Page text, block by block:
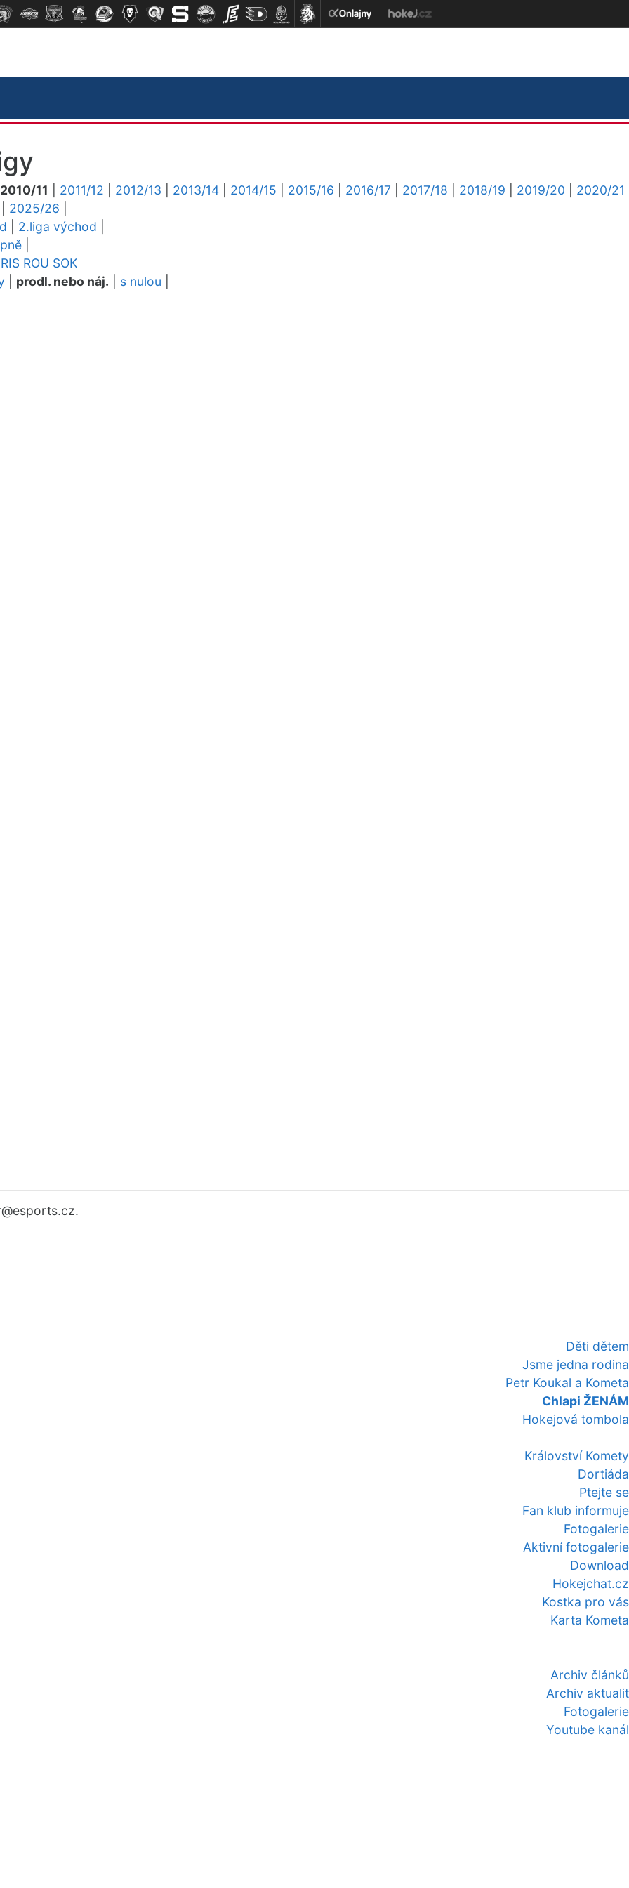
Děti dětem
Jsme jedna rodina
Petr Koukal a Kometa
Chlapi ŽENÁM
Hokejová tombola
Království Komety
Dortiáda
Ptejte se
Fan klub informuje
Fotogalerie
Aktivní fotogalerie
Download
Hokejchat.cz
Kostka pro vás
Karta Kometa
Archiv článků
Archiv aktualit
Fotogalerie
Youtube kanál
2010/11 2011/12 2012/13 2013/14 2014/15 2015/16 2016/17 2017/18 2018/19 2019/20
2020/21
2025/26
2.liga východ
RIS ROU SOK
prodl. nebo náj. s nulou
@esports.cz.